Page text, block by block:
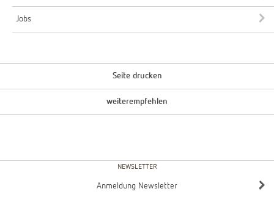
Jobs
Seite drucken
weiterempfehlen
NEWSLETTER
Anmeldung Newsletter